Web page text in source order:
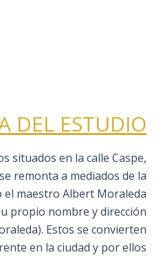
DEL ESTUDIO
situados en la calle Caspe,
remonta a mediados de la
el maestro Albert Moraleda
propio nombre y dirección
Estos se convierten
en la ciudad y por ellos